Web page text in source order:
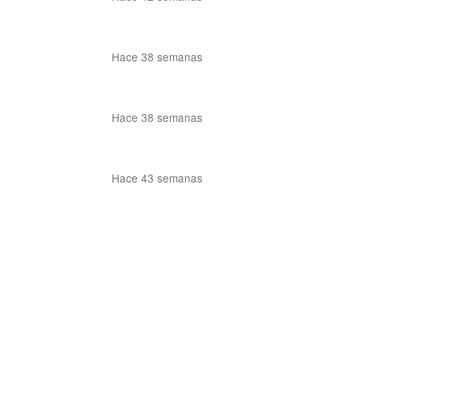
Hace 38 semanas
Hace 38 semanas
Hace 43 semanas